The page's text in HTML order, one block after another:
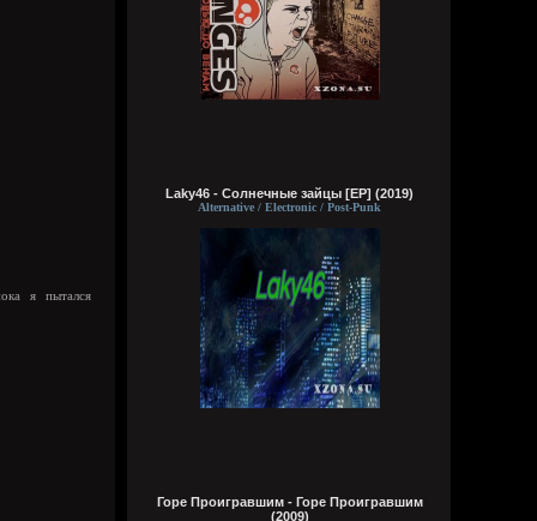
я пытался
отключается, разум не умирает. Почему
до сих пор не создали такую хуйню?
Приходится недолго жить и умирать
Bestial
Вчера в 18:03:33
вот шок и оксимирон ахуееный батл.
typical crabs
Вчера в 18:00:43
а видосы то остались
Bestial
typical crabs
Вчера в 17:57:59
Laky46 - Солнечные зайцы [EP] (2019)
Alternative / Electronic / Post-Punk
Горе Проигравшим - Горе Проигравшим
(2009)